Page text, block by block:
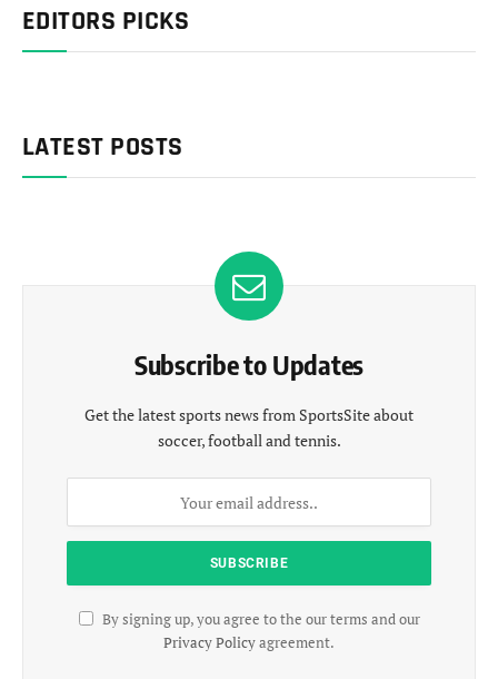
EDITORS PICKS
LATEST POSTS
Subscribe to Updates
Get the latest sports news from SportsSite about
soccer, football and tennis.
By signing up, you agree to the our terms and our
Privacy Policyagreement.